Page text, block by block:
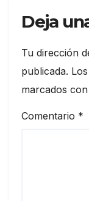
Deja
Tu dirección
publicada.
marcados con
Comentario *